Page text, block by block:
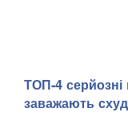
ТОП-4 серйозні
заважають